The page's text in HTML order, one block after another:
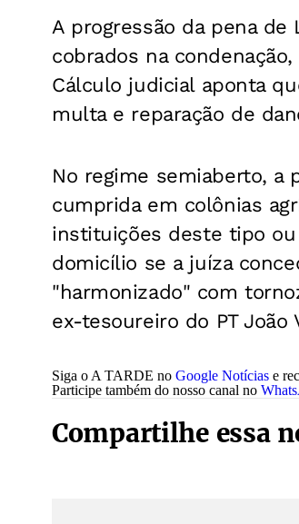
A progressão da pena de
cobrados na
Cálculo judicial aponta
multa e reparação de
No regime semiaberto, a
cumprida em colônias
instituições deste tipo ou
domicílio se a juíza
"harmonizado" com
ex-tesoureiro do PT João
Siga o A TARDE no Google Notícias e
Participe também do nosso canal no
Compartilhe essa